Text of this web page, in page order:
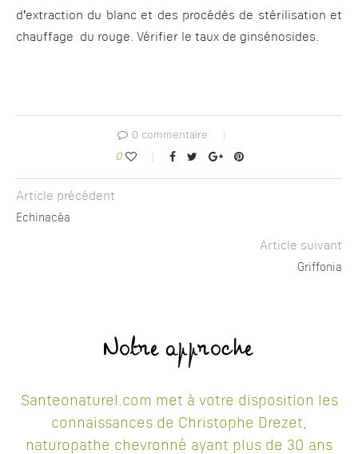
d’extraction du blanc et des procédés de stérilisation et
chauffage du rouge. Vérifier le taux de ginsénosides.
0 commentaire
0
Article précédent
Echinacéa
Article suivant
Griffonia
Notre approche
Santeonaturel.com met à votre disposition les
connaissances de Christophe Drezet,
naturopathe chevronné ayant plus de 30 ans